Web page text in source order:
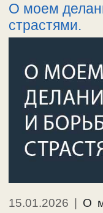
О моем
страстями.
15.01.2026
О